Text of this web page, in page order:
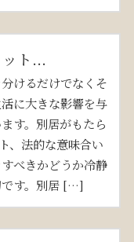
ト...
けるだけでなくそ
に大きな影響を与
す。別居がもたら
、法的な意味合い
べきかどうか冷静
です。別居 […]